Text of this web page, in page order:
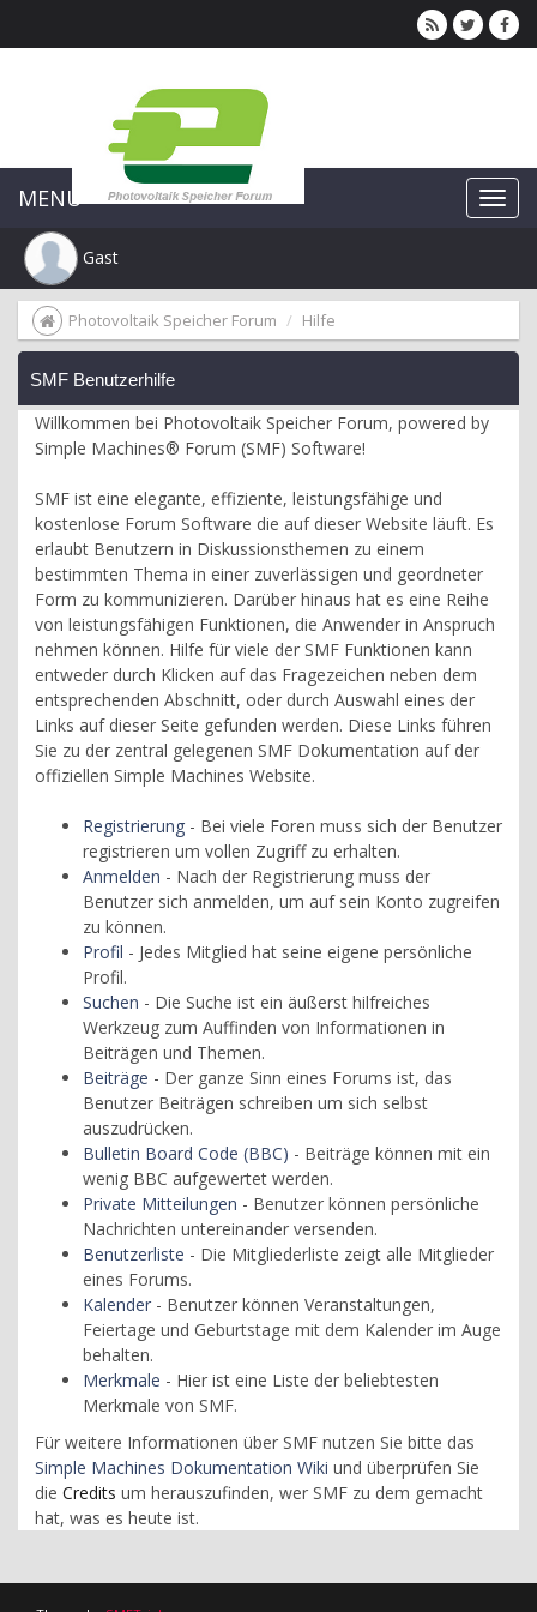
MENU
Gast
Photovoltaik Speicher Forum Hilfe
SMF Benutzerhilfe
Willkommen bei Photovoltaik Speicher Forum, powered by
Simple Machines® Forum (SMF) Software!
SMF ist eine elegante, effiziente, leistungsfähige und
kostenlose Forum Software die auf dieser Website läuft. Es
erlaubt Benutzern in Diskussionsthemen zu einem
bestimmten Thema in einer zuverlässigen und geordneter
Form zu kommunizieren. Darüber hinaus hat es eine Reihe
von leistungsfähigen Funktionen, die Anwender in Anspruch
nehmen können. Hilfe für viele der SMF Funktionen kann
entweder durch Klicken auf das Fragezeichen neben dem
entsprechenden Abschnitt, oder durch Auswahl eines der
Links auf dieser Seite gefunden werden. Diese Links führen
Sie zu der zentral gelegenen SMF Dokumentation auf der
offiziellen Simple Machines Website.
Registrierung - Bei viele Foren muss sich der Benutzer
registrieren um vollen Zugriff zu erhalten.
Anmelden - Nach der Registrierung muss der
Benutzer sich anmelden, um auf sein Konto zugreifen
zu können.
Profil - Jedes Mitglied hat seine eigene persönliche
Profil.
Suchen - Die Suche ist ein äußerst hilfreiches
Werkzeug zum Auffinden von Informationen in
Beiträgen und Themen.
Beiträge - Der ganze Sinn eines Forums ist, das
Benutzer Beiträgen schreiben um sich selbst
auszudrücken.
Bulletin Board Code (BBC) - Beiträge können mit ein
wenig BBC aufgewertet werden.
Private Mitteilungen - Benutzer können persönliche
Nachrichten untereinander versenden.
Benutzerliste - Die Mitgliederliste zeigt alle Mitglieder
eines Forums.
Kalender - Benutzer können Veranstaltungen,
Feiertage und Geburtstage mit dem Kalender im Auge
behalten.
Merkmale - Hier ist eine Liste der beliebtesten
Merkmale von SMF.
Für weitere Informationen über SMF nutzen Sie bitte das
Simple Machines Dokumentation Wiki und überprüfen Sie
die Credits um herauszufinden, wer SMF zu dem gemacht
hat, was es heute ist.